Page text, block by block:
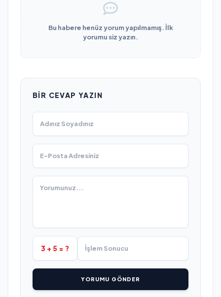
Bu habere henüz yorum yapılmamış. İlk
yorumu siz yazın.
BIR CEVAP YAZIN
3 + 5 = ?
YORUMU GÖNDER